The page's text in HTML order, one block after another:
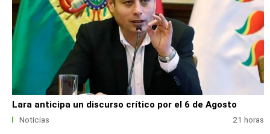
Lara anticipa un discurso crítico por el 6 de Agosto
Noticias 21 horas